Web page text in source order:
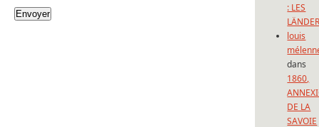
: LES
louis
dans
1860,
DE LA
SAVOIE